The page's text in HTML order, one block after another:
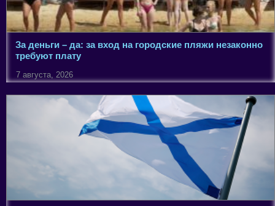
За деньги – да: за вход на городские пляжи незаконно
требуют плату
7 августа, 2026